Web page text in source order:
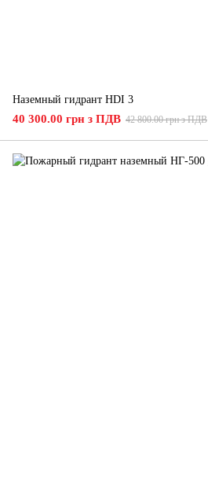
Наземный гидрант HDI 3
40 300.00 грн з ПДВ 42 800.00 грн з ПДВ